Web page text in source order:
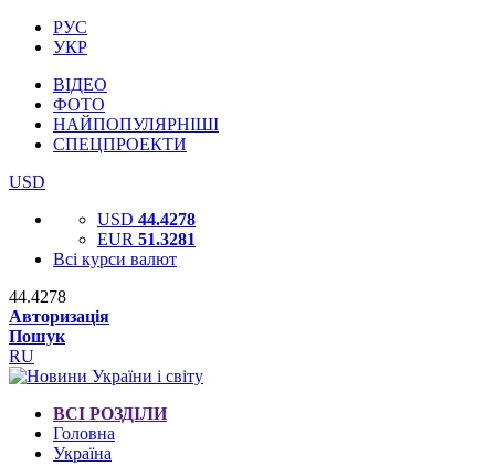
РУС
УКР
ВІДЕО
ФОТО
НАЙПОПУЛЯРНІШІ
СПЕЦПРОЕКТИ
USD
USD 44.4278
EUR 51.3281
Всі курси валют
44.4278
Авторизація
Пошук
RU
ВСІ РОЗДІЛИ
Головна
Україна